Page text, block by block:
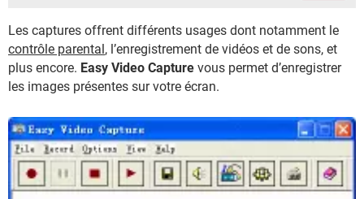
Les captures offrent différents usages dont notamment le
contrôle parental, l’enregistrement de vidéos et de sons, et
plus encore. Easy Video Capture vous permet d’enregistrer
les images présentes sur votre écran.